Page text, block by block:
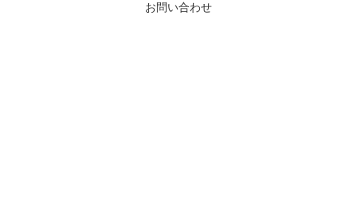
お問い合わせ